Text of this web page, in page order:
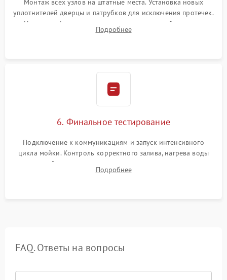
Монтаж всех узлов на штатные места. Установка новых
уплотнителей дверцы и патрубков для исключения протечек.
Надежная фиксация хомутов гидравлической системы,
сборка корпуса и установка датчика поплавка.
Подробнее
6. Финальное тестирование
Подключение к коммуникациям и запуск интенсивного
цикла мойки. Контроль корректного залива, нагрева воды
до нужной температуры, отсутствия посторонних шумов,
штатного слива и абсолютной сухости в поддоне.
Подробнее
FAQ. Ответы на вопросы